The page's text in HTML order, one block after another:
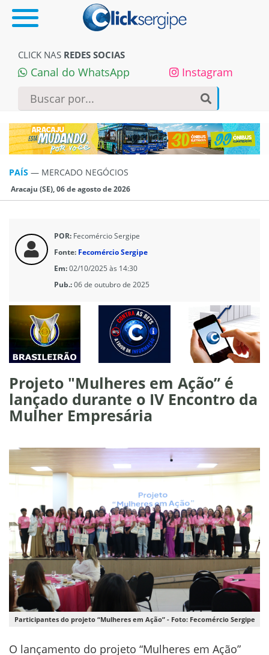
CLICK NAS REDES SOCIAS
Canal do WhatsApp Instagram
PAÍS — MERCADO NEGÓCIOS
Aracaju (SE), 06 de agosto de 2026
POR: Fecomércio Sergipe
Fonte: Fecomércio Sergipe
Em:02/10/2025 às 14:30
Pub.:06 de outubro de 2025
Projeto "Mulheres em Ação” é
lançado durante o IV Encontro da
Mulher Empresária
Participantes do projeto “Mulheres em Ação” - Foto: Fecomércio Sergipe
O lançamento do projeto “Mulheres em Ação”